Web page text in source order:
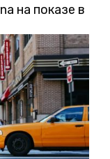
на показе в